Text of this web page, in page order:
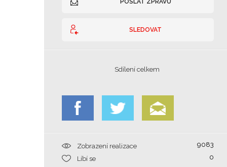
POSLAT ZPRÁVU
SLEDOVAT
Sdílení celkem
Zobrazení realizace
9083
Líbí se
0